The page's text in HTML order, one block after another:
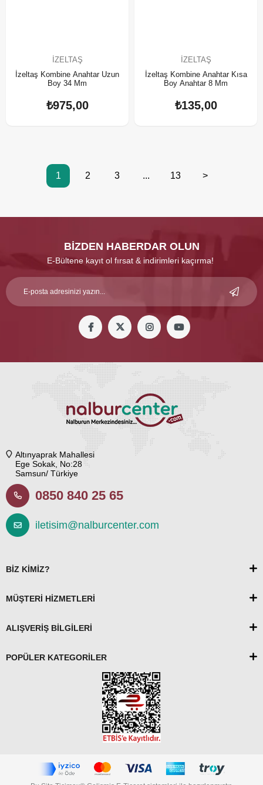
İZELTAŞ
İzeltaş Kombine Anahtar Uzun
Boy 34 Mm
₺975,00
İZELTAŞ
İzeltaş Kombine Anahtar Kısa
Boy Anahtar 8 Mm
₺135,00
1 2 3 ... 13 >
BİZDEN HABERDAR OLUN
E-Bültene kayıt ol fırsat & indirimleri kaçırma!
Altınyaprak Mahallesi
Ege Sokak, No:28
Samsun/ Türkiye
0850 840 25 65
iletisim@nalburcenter.com
BİZ KİMİZ?
MÜŞTERİ HİZMETLERİ
ALIŞVERİŞ BİLGİLERİ
POPÜLER KATEGORİLER